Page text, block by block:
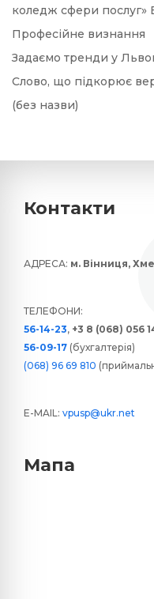
коледж сфери послуг»
Професійне визнання
Задаємо тренди у
Слово, що підкорює
(без назви)
Контакти
АДРЕСА: м. Вінниця,
ТЕЛЕФОНИ:
56-14-23, +3 8 (068) 056
56-09-17 (бухгалтерія)
(068) 96 69 810
E-MAIL: vpusp@ukr.net
Мапа